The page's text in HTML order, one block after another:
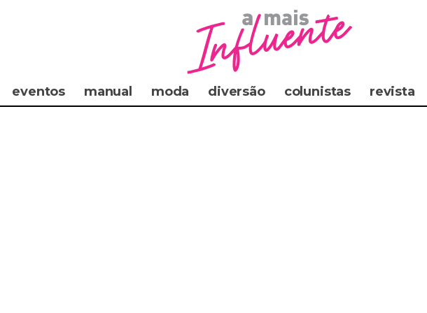
eventos manual moda diversão colunistas revista